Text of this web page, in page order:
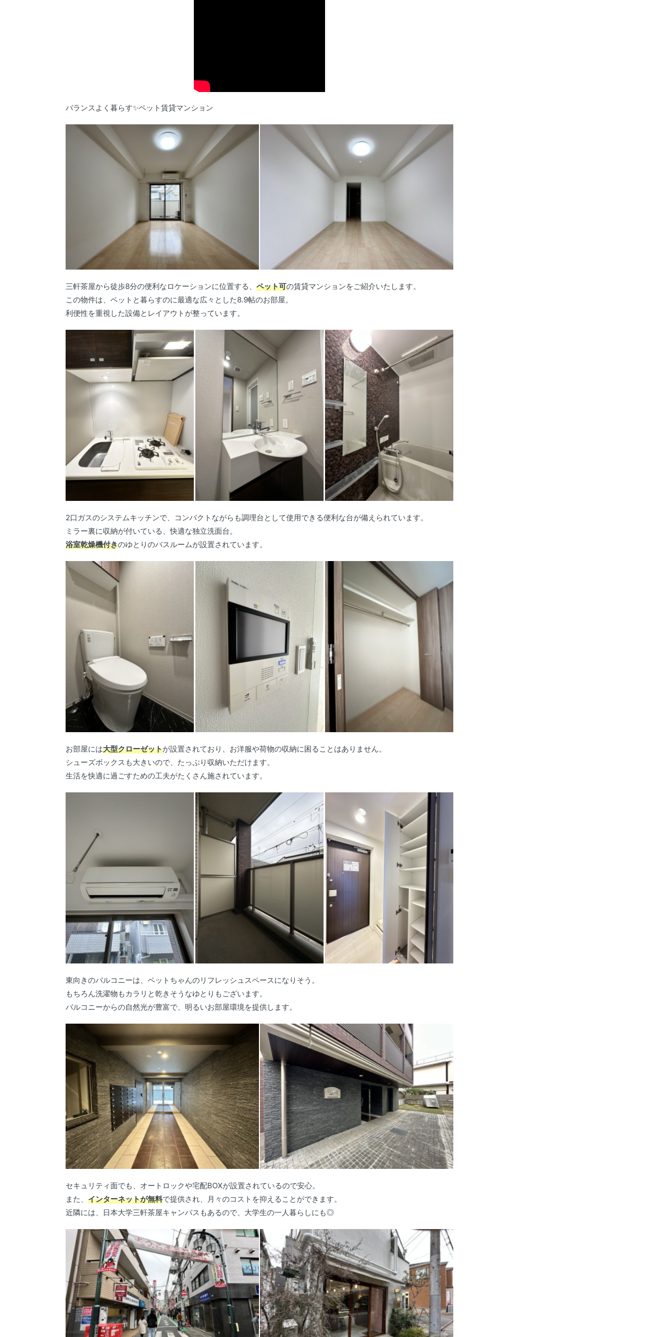
バランスよく暮らす✨ペット賃貸マンション
三軒茶屋から徒歩8分の便利なロケーションに位置する、 ペット可の賃貸マンションをご紹介いたします。
この物件は、ペットと暮らすのに最適な広々とした8.9帖のお部屋。
利便性を重視した設備とレイアウトが整っています。
2口ガスのシステムキッチンで、コンパクトながらも調理台として使用できる便利な台が備えられています。
ミラー裏に収納が付いている、快適な独立洗面台。
浴室乾燥機付きのゆとりのバスルームが設置されています。
お部屋には大型クローゼットが設置されており、お洋服や荷物の収納に困ることはありません。
シューズボックスも大きいので、たっぷり収納いただけます。
生活を快適に過ごすための工夫がたくさん施されています。
東向きのバルコニーは、ペットちゃんのリフレッシュスペースになりそう。
もちろん洗濯物もカラリと乾きそうなゆとりもございます。
バルコニーからの自然光が豊富で、明るいお部屋環境を提供します。
セキュリティ面でも、オートロックや宅配BOXが設置されているので安心。
また、 インターネットが無料で提供され、月々のコストを抑えることができます。
近隣には、日本大学三軒茶屋キャンパスもあるので、大学生の一人暮らしにも◎